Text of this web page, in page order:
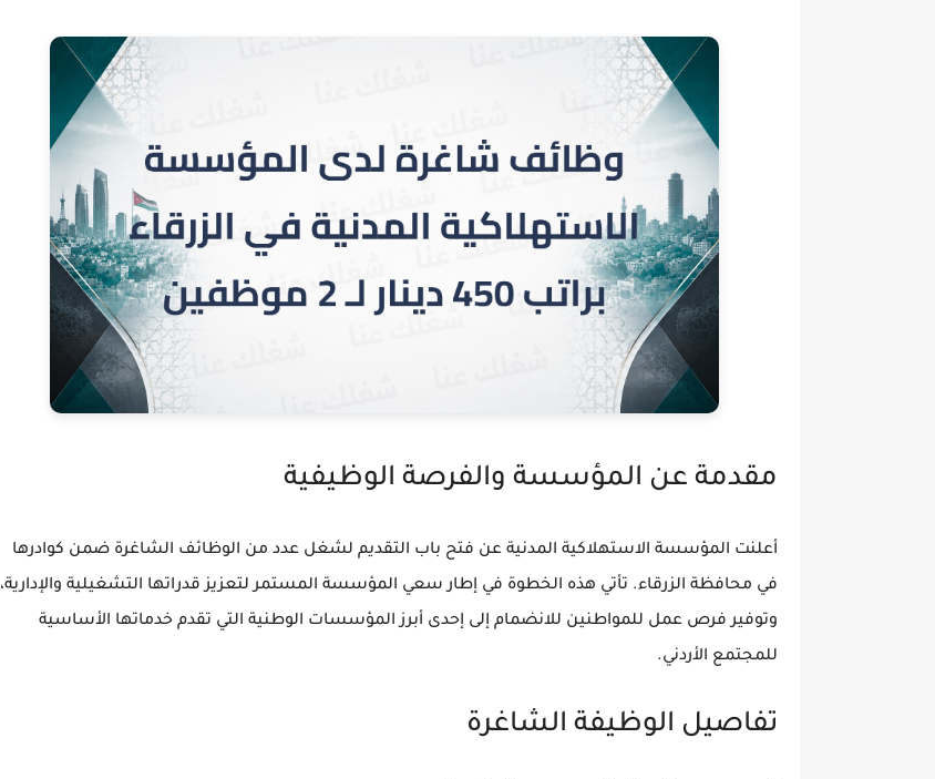
مقدمة عن المؤسسة والفرصة الوظيفية
أعلنت المؤسسة الاستهلاكية المدنية عن فتح باب التقديم لشغل عدد من الوظائف الشاغرة ضمن كوادرها
في محافظة الزرقاء. تأتي هذه الخطوة في إطار سعي المؤسسة المستمر لتعزيز قدراتها التشغيلية والإدارية،
وتوفير فرص عمل للمواطنين للانضمام إلى إحدى أبرز المؤسسات الوطنية التي تقدم خدماتها الأساسية
للمجتمع الأردني.
تفاصيل الوظيفة الشاغرة